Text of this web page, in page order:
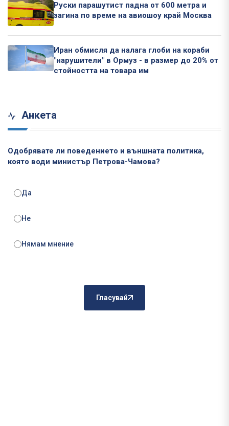
Руски парашутист падна от 600 метра и
загина по време на авиошоу край Москва
Иран обмисля да налага глоби на кораби
"нарушители" в Ормуз - в размер до 20% от
стойността на товара им
Анкета
Одобрявате ли поведението и външната политика,
която води министър Петрова-Чамова?
Да
Не
Нямам мнение
Гласувай